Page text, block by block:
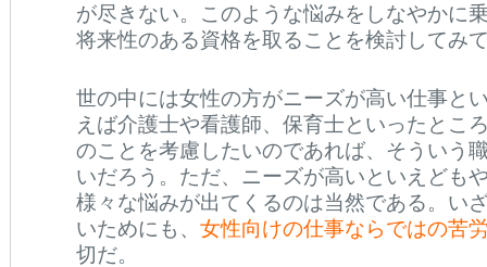
が尽きない。このような悩みをしなやかに
将来性のある資格を取ることを検討してみ
世の中には女性の方がニーズが高い仕事と
えば介護士や看護師、保育士といったとこ
のことを考慮したいのであれば、そういう
いだろう。ただ、ニーズが高いといえども
様々な悩みが出てくるのは当然である。い
いためにも、 女性向けの仕事ならではの苦
切だ。